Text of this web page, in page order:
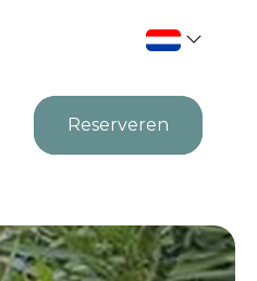
Reserveren